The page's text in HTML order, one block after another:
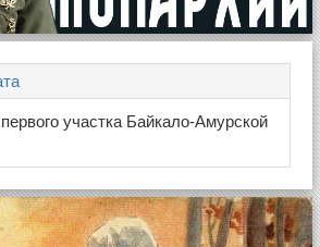
участка Байкало-Амурской